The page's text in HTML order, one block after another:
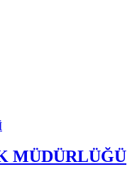
MÜDÜRLÜĞÜ